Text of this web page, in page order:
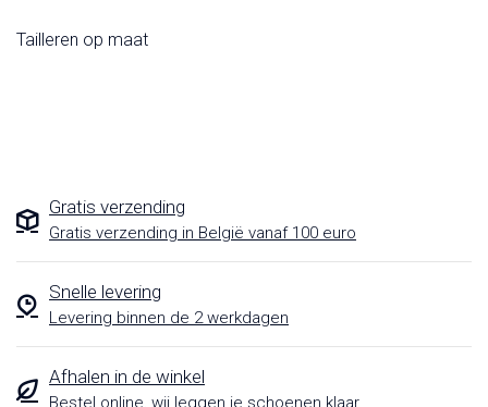
Tailleren op maat
Gratis verzending
Gratis verzending in België vanaf 100 euro
Snelle levering
Levering binnen de 2 werkdagen
Afhalen in de winkel
Bestel online, wij leggen je schoenen klaar